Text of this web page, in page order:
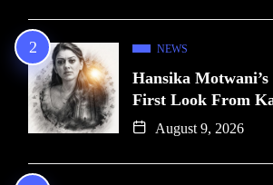
NEWS
Hansika
First Look From
August 9, 2026